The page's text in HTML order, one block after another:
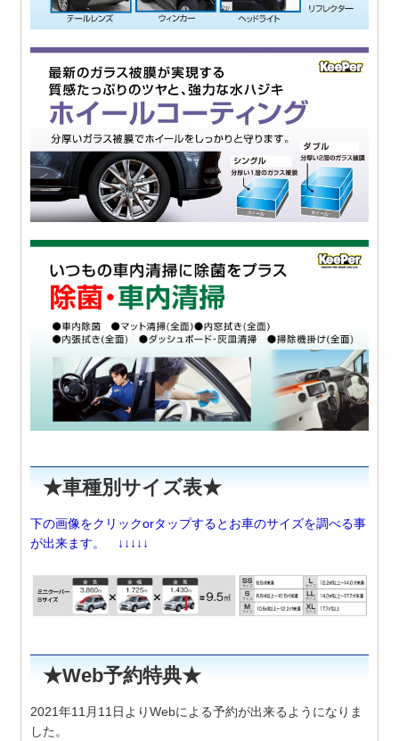
★車種別サイズ表★
下の画像をクリックorタップするとお車のサイズを調べる事
が出来ます。 ↓↓↓↓↓
★Web予約特典★
2021年11月11日よりWebによる予約が出来るようになりま
した。